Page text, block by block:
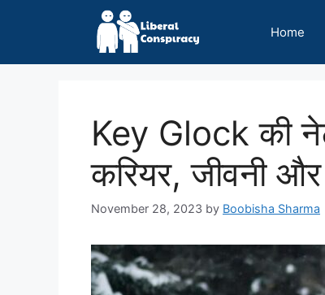
Home
Key Glock की
करियर, जीवनी और
November 28, 2023 by Boobisha Sharma